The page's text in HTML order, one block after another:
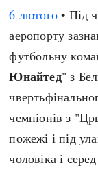
6 лютого • Під
аеропорту
футбольну
Юнайтед" з
чемпіонів з
пожежі і під
чоловіка і